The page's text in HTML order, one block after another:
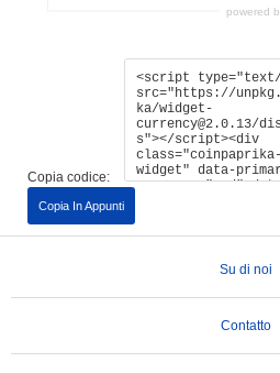
Copia codice:
Copia In Appunti
Su di noi
Contatto